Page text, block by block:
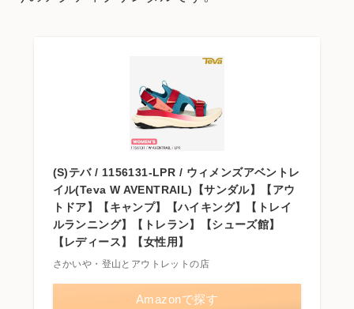
(S)テバ / 1156131-LPR / ウィメンズアベントレ
イル(Teva W AVENTRAIL)【サンダル】【アウ
トドア】【キャンプ】【ハイキング】【トレイ
ルランニング】【トレラン】【シューズ館】
【レディース】【女性用】
さかいや・登山とアウトレットの店
Amazonで探す